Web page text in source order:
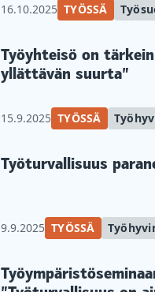
16.10.2025 TYÖSSÄ
Työyhteisö on
yllättävän suurta”
15.9.2025 TYÖSSÄ
Työturvallisuus
9.9.2025 TYÖSSÄ